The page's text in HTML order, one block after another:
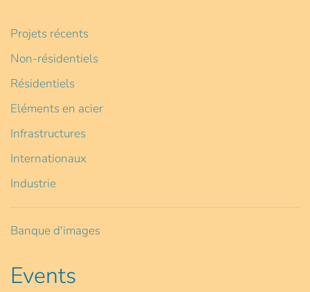
Projets récents
Non-résidentiels
Résidentiels
Eléments en acier
Infrastructures
Internationaux
Industrie
Banque d'images
Events